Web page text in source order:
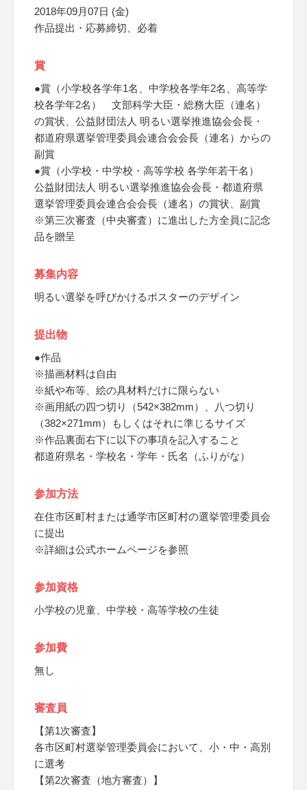
2018年09月07日 (金)
作品提出・応募締切、必着
賞
●賞（小学校各学年1名、中学校各学年2名、高等学
校各学年2名） 文部科学大臣・総務大臣（連名）
の賞状、公益財団法人 明るい選挙推進協会会長・
都道府県選挙管理委員会連合会会長（連名）からの
副賞
●賞（小学校・中学校・高等学校 各学年若干名）
公益財団法人 明るい選挙推進協会会長・都道府県
選挙管理委員会連合会会長（連名）の賞状、副賞
※第三次審査（中央審査）に進出した方全員に記念
品を贈呈
募集内容
明るい選挙を呼びかけるポスターのデザイン
提出物
●作品
※描画材料は自由
※紙や布等、絵の具材料だけに限らない
※画用紙の四つ切り（542×382mm）、八つ切り
（382×271mm）もしくはそれに準じるサイズ
※作品裏面右下に以下の事項を記入すること
都道府県名・学校名・学年・氏名（ふりがな）
参加方法
在住市区町村または通学市区町村の選挙管理委員会
に提出
※詳細は公式ホームページを参照
参加資格
小学校の児童、中学校・高等学校の生徒
参加費
無し
審査員
【第1次審査】
各市区町村選挙管理委員会において、小・中・高別
に選考
【第2次審査（地方審査）】